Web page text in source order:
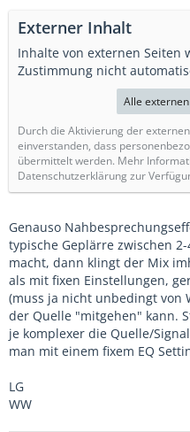
Externer Inhalt
Inhalte von externen Seiten
Zustimmung nicht
Alle
Durch die Aktivierung der
einverstanden, dass
übermittelt werden. Mehr
Datenschutzerklärung zur
Genauso
typische Geplärre zwischen
macht, dann klingt der Mix
als mit fixen Einstellungen,
(muss ja nicht unbedingt von
der Quelle "mitgehen" kann.
je komplexer die Quelle/
man mit einem fixem EQ
LG
WW